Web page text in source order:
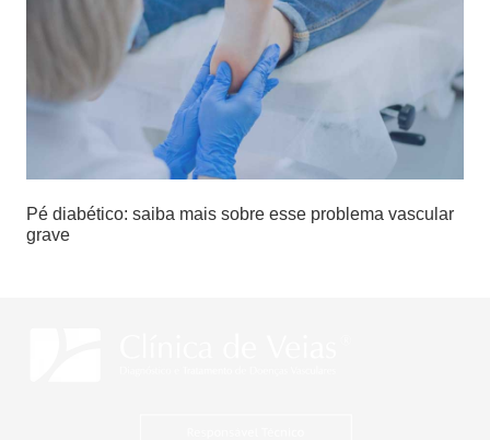
Pé diabético: saiba mais sobre esse problema vascular
grave